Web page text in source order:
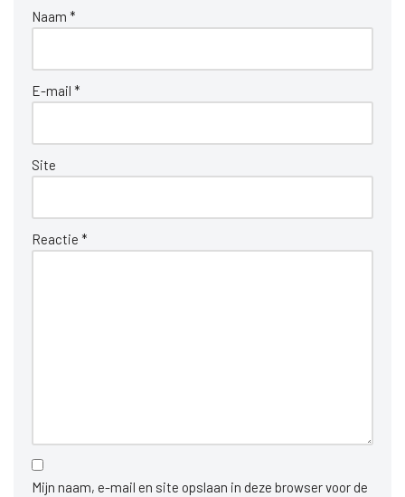
Naam *
E-mail *
Site
Reactie *
Mijn naam, e-mail en site opslaan in deze browser voor de